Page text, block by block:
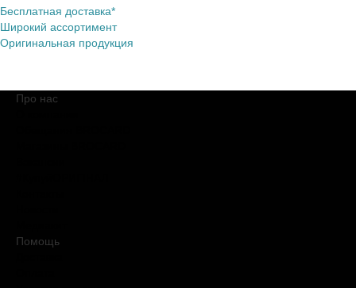
Бесплатная доставка*
Широкий ассортимент
Оригинальная продукция
Про нас
Помощь